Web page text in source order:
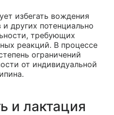
избегать вождения
других потенциально
требующих
реакций. В процессе
ограничений
от индивидуальной
и лактация